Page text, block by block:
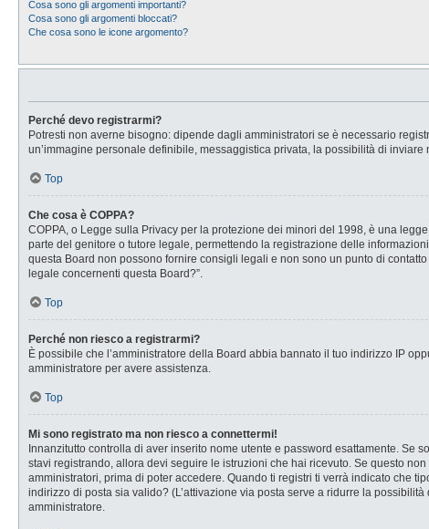
Cosa sono gli argomenti importanti?
Cosa sono gli argomenti bloccati?
Che cosa sono le icone argomento?
Perché devo registrarmi?
Potresti non averne bisogno: dipende dagli amministratori se è necessario
un’immagine personale definibile, messaggistica privata, la possibilità di
Top
Che cosa è COPPA?
COPPA, o Legge sulla Privacy per la protezione dei minori del 1998, è una
parte del genitore o tutore legale, permettendo la registrazione delle
questa Board non possono fornire consigli legali e non sono un punto di
legale concernenti questa Board?”.
Top
Perché non riesco a registrarmi?
È possibile che l’amministratore della Board abbia bannato il tuo indirizzo IP
amministratore per avere assistenza.
Top
Mi sono registrato ma non riesco a connettermi!
Innanzitutto controlla di aver inserito nome utente e password esattamente. Se
stavi registrando, allora devi seguire le istruzioni che hai ricevuto. Se questo
amministratori, prima di poter accedere. Quando ti registri ti verrà indicato che
indirizzo di posta sia valido? (L’attivazione via posta serve a ridurre la
amministratore.